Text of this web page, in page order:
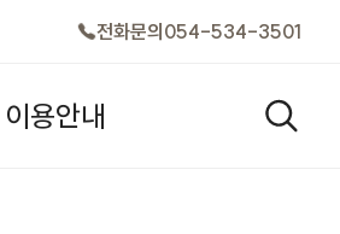
전화문의 054-534-3501
이용안내 검색창